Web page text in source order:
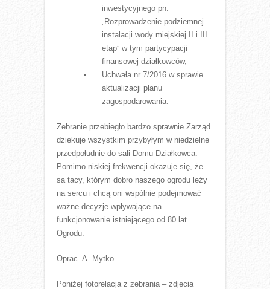
inwestycyjnego pn.
„Rozprowadzenie podziemnej
instalacji wody miejskiej II i III
etap” w tym partycypacji
finansowej działkowców,
Uchwała nr 7/2016 w sprawie
aktualizacji planu
zagospodarowania.
Zebranie przebiegło bardzo sprawnie.Zarząd
dziękuje wszystkim przybyłym w niedzielne
przedpołudnie do sali Domu Działkowca.
Pomimo niskiej frekwencji okazuje się, że
są tacy, którym dobro naszego ogrodu leży
na sercu i chcą oni wspólnie podejmować
ważne decyzje wpływające na
funkcjonowanie istniejącego od 80 lat
Ogrodu.
Oprac. A. Mytko
Poniżej fotorelacja z zebrania – zdjęcia